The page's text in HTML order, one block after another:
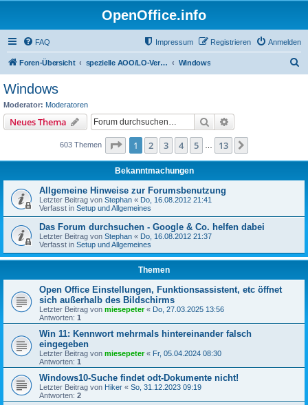
OpenOffice.info
FAQ Anmelden
Registrieren
Impressum
Foren-Übersicht spezielle AOO/LO-Versionen / Betriebssysteme Windows
Windows
Moderator: Moderatoren
Neues Thema Suche
603 Themen Seite 1von 13
1 2 3 4 5 13
Bekanntmachungen
Allgemeine Hinweise zur Forumsbenutzung
Letzter Beitrag von Stephan « Do, 16.08.2012 21:41
Verfasst in Setup und Allgemeines
Das Forum durchsuchen - Google & Co. helfen dabei
Letzter Beitrag von Stephan « Do, 16.08.2012 21:37
Verfasst in Setup und Allgemeines
Themen
Open Office Einstellungen, Funktionsassistent, etc öffnet
sich außerhalb des Bildschirms
Letzter Beitrag von miesepeter« Do, 27.03.2025 13:56
Antworten: 1
Win 11: Kennwort mehrmals hintereinander falsch
eingegeben
Letzter Beitrag von miesepeter« Fr, 05.04.2024 08:30
Antworten: 1
Windows10-Suche findet odt-Dokumente nicht!
Letzter Beitrag von Hiker « So, 31.12.2023 09:19
Antworten: 2